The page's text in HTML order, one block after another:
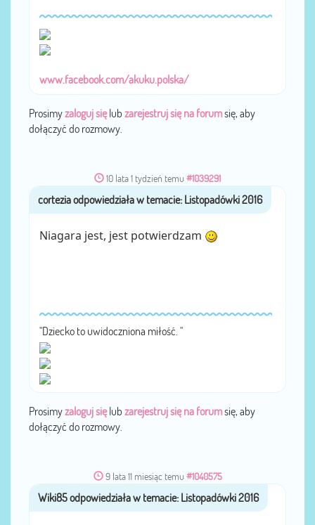
www.facebook.com/akuku.polska/
Prosimyzaloguj sięlub zarejestruj się na forumsię, aby
dołączyć do rozmowy.
10 lata 1 tydzień temu #1039291
przez cortezia
Niagara jest, jest potwierdzam
"Dziec­ko to uwi­doczniona miłość. "
Prosimyzaloguj sięlub zarejestruj się na forumsię, aby
dołączyć do rozmowy.
9 lata 11 miesiąc temu #1040575
przezWiki85